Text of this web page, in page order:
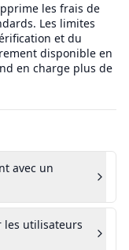
les frais de
Les limites
et du
disponible en
en charge plus de
avec un
les utilisateurs